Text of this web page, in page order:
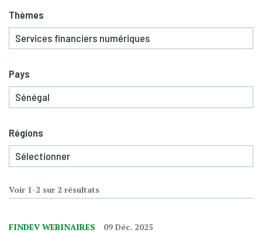
Voir 1-2 sur 2 résultats
FINDEV WEBINAIRES 09 Déc. 2025
Thèmes
Pays
Régions